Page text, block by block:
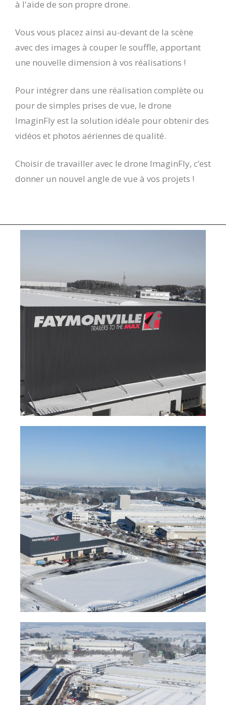
à l'aide de son propre drone.
Vous vous placez ainsi au-devant de la scène
avec des images à couper le souffle, apportant
une nouvelle dimension à vos réalisations !
Pour intégrer dans une réalisation complète ou
pour de simples prises de vue, le drone
ImaginFly est la solution idéale pour obtenir des
vidéos et photos aériennes de qualité.
Choisir de travailler avec le drone ImaginFly, c’est
donner un nouvel angle de vue à vos projets !